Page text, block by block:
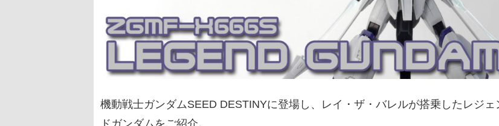
機動戦士ガンダムSEED DESTINYに登場し、レイ・ザ・バレルが搭乗したレジェ
ドガンダムをご紹介。